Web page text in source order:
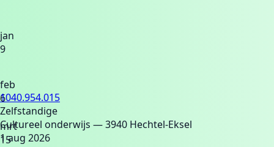
jan
9
feb
6
mrt
15
1040.954.015
Zelfstandige
Cultureel onderwijs — 3940 Hechtel-Eksel
1 aug 2026